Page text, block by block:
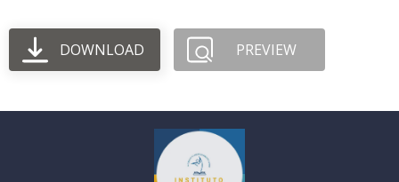
DOWNLOAD PREVIEW